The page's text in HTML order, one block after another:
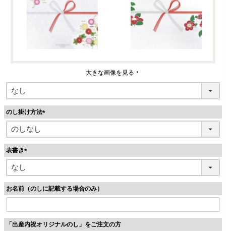
大きな画像を見る
のし掛け方法
(
表書き
(
必
お名前（のしに記載する場合のみ）
「出産内祝オリジナルのし」をご注文の方